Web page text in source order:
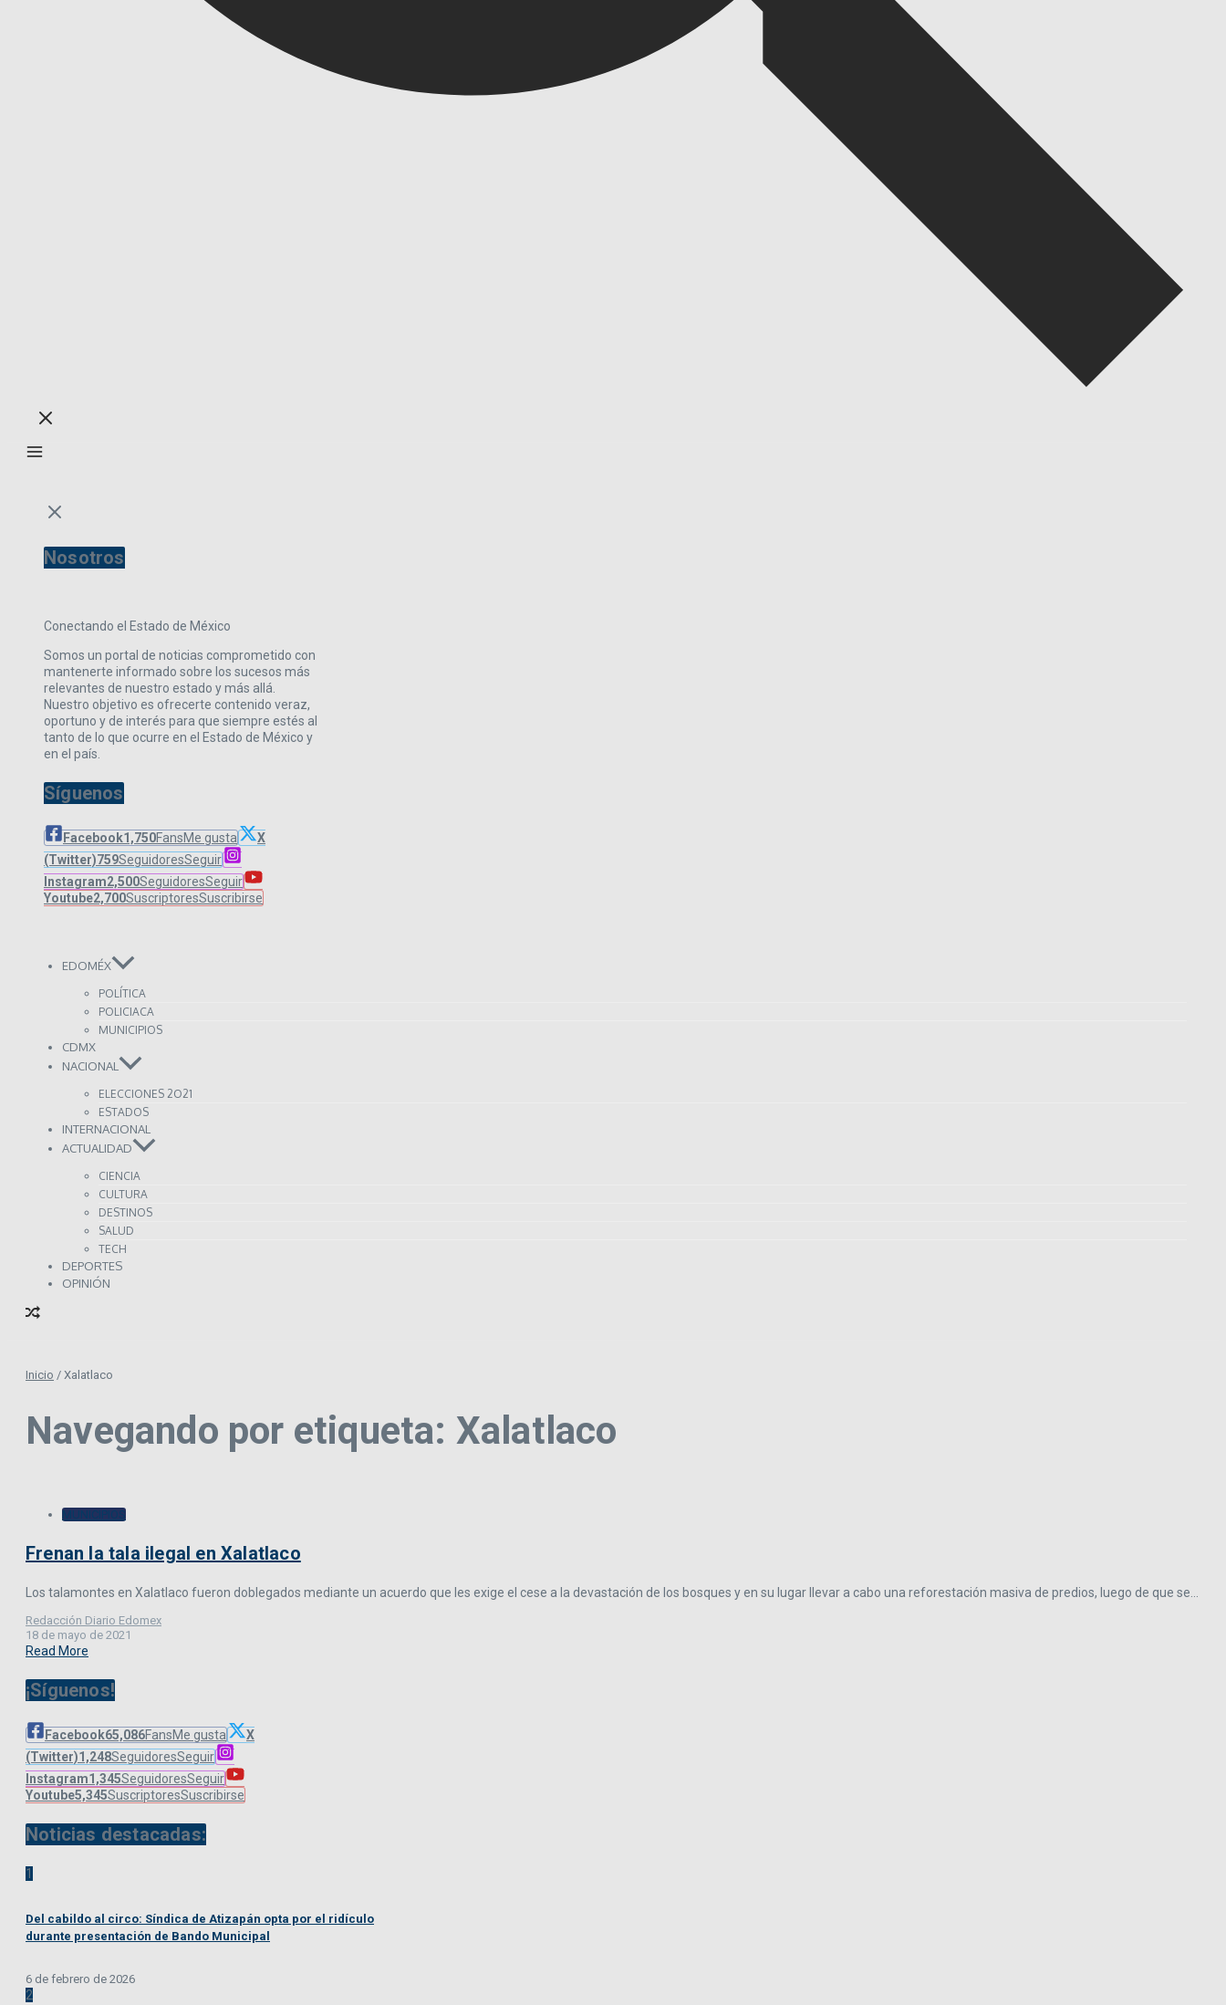
Nosotros
Conectando el Estado de México
Somos un portal de noticias comprometido con
mantenerte informado sobre los sucesos más
relevantes de nuestro estado y más allá.
Nuestro objetivo es ofrecerte contenido veraz,
oportuno y de interés para que siempre estés al
tanto de lo que ocurre en el Estado de México y
en el país.
Síguenos
Facebook1,750FansMe gusta
X
(Twitter)759SeguidoresSeguir
Instagram2,500SeguidoresSeguir
Youtube2,700SuscriptoresSuscribirse
EDOMÉX
POLÍTICA
POLICIACA
MUNICIPIOS
CDMX
NACIONAL
ELECCIONES 2O21
ESTADOS
INTERNACIONAL
ACTUALIDAD
CIENCIA
CULTURA
DESTINOS
SALUD
TECH
DEPORTES
OPINIÓN
Inicio / Xalatlaco
Navegando por etiqueta: Xalatlaco
MUNICIPIOS
Frenan la tala ilegal en Xalatlaco
Los talamontes en Xalatlaco fueron doblegados mediante un acuerdo que les exige el cese a la devastación de los bosques y en su lugar llevar a cabo una reforestación masiva de predios, luego de que se...
Redacción Diario Edomex
18 de mayo de 2021
Read More
¡Síguenos!
Facebook65,086FansMe gusta
X
(Twitter)1,248SeguidoresSeguir
Instagram1,345SeguidoresSeguir
Youtube5,345SuscriptoresSuscribirse
Noticias destacadas:
1
Del cabildo al circo: Síndica de Atizapán opta por el ridículo
durante presentación de Bando Municipal
6 de febrero de 2026
2